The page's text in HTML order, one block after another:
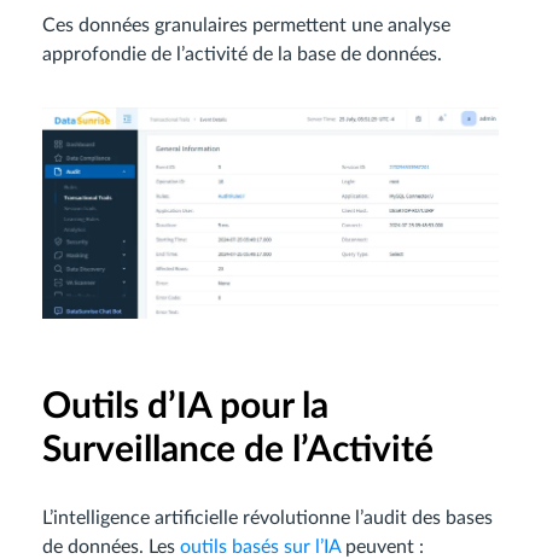
Ces données granulaires permettent une analyse
approfondie de l’activité de la base de données.
Outils d’IA pour la
Surveillance de l’Activité
L’intelligence artificielle révolutionne l’audit des bases
de données. Les outils basés sur l’IApeuvent :